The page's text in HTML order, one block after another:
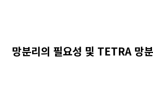
망분리의 필요성 및 TETRA 망